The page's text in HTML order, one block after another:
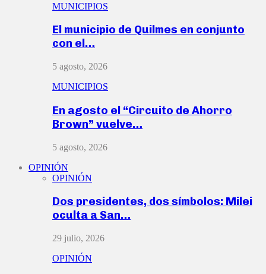
MUNICIPIOS
El municipio de Quilmes en conjunto
con el…
5 agosto, 2026
MUNICIPIOS
En agosto el “Circuito de Ahorro
Brown” vuelve…
5 agosto, 2026
OPINIÓN
OPINIÓN
Dos presidentes, dos símbolos: Milei
oculta a San…
29 julio, 2026
OPINIÓN